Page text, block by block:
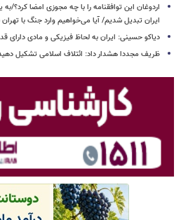
اردوغان این توافقنامه را با چه مجوزی امضا کرد؟/
ایران تبدیل شدیم/ آیا می‌خواهیم وارد جنگ با
دیاکو حسینی: ایران به لحاظ فیزیکی و مادی دارای
ظریف مجددا هشدار داد: ائتلاف اسلامی تشکیل